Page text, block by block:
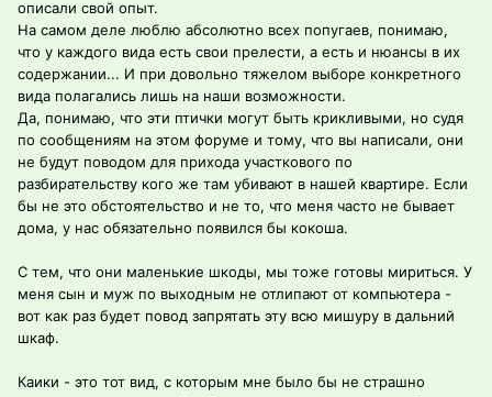
описали свой опыт.
На самом деле люблю абсолютно всех попугаев, понимаю,
что у каждого вида есть свои прелести, а есть и нюансы в их
содержании... И при довольно тяжелом выборе конкретного
вида полагались лишь на наши возможности.
Да, понимаю, что эти птички могут быть крикливыми, но судя
по сообщениям на этом форуме и тому, что вы написали, они
не будут поводом для прихода участкового по
разбирательству кого же там убивают в нашей квартире. Если
бы не это обстоятельство и не то, что меня часто не бывает
дома, у нас обязательно появился бы кокоша.
С тем, что они маленькие шкоды, мы тоже готовы мириться. У
меня сын и муж по выходным не отлипают от компьютера -
вот как раз будет повод запрятать эту всю мишуру в дальний
шкаф.
Каики - это тот вид, с которым мне было бы не страшно